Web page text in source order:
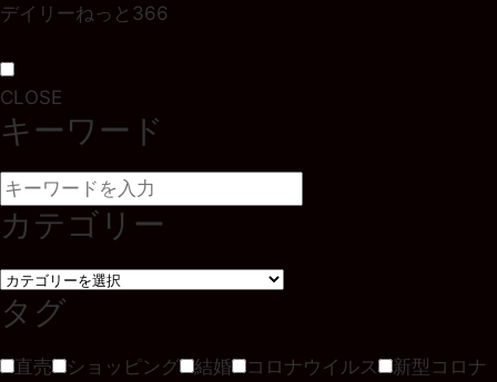
デイリーねっと366
CLOSE
キーワード
カテゴリー
タグ
直売 ショッピング 結婚 コロナウイルス
新型コロナ